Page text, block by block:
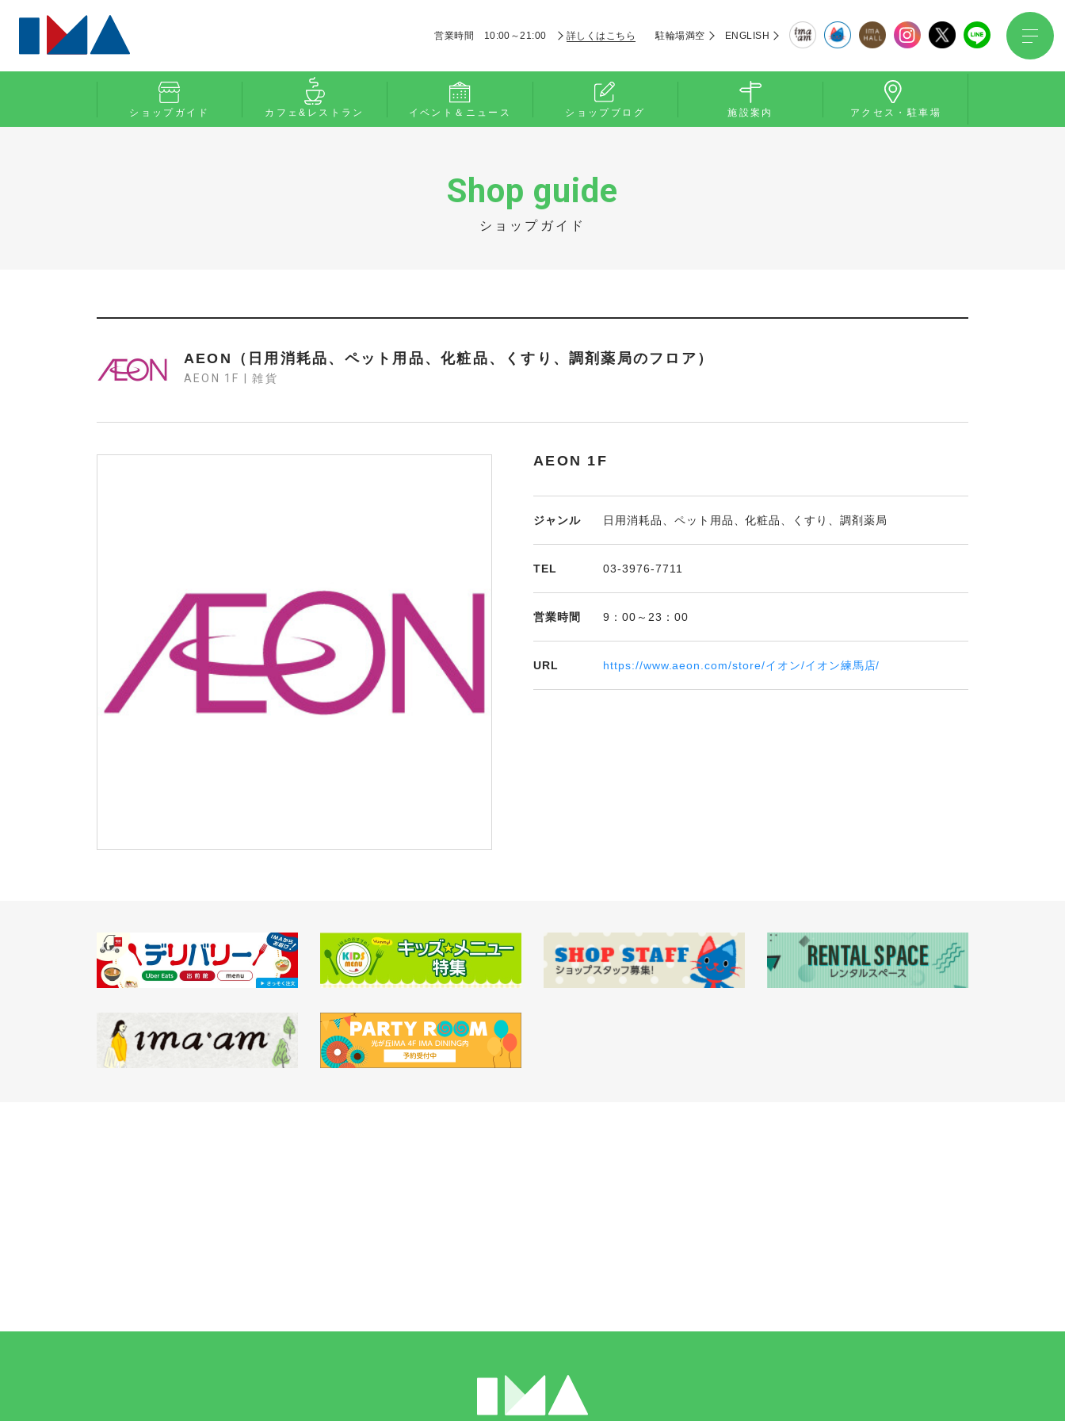
営業時間 10:00～21:00 詳しくはこちら 駐輪場満空 ENGLISH
ショップガイド カフェ&レストラン イベント＆ニュース ショップブログ 施設案内 アクセス・駐車場
Shop guide
ショップガイド
AEON（日用消耗品、ペット用品、化粧品、くすり、調剤薬局のフロア）
AEON 1F | 雑貨
AEON 1F
ジャンル 日用消耗品、ペット用品、化粧品、くすり、調剤薬局
TEL 03-3976-7711
営業時間 9：00～23：00
URL https://www.aeon.com/store/イオン/イオン練馬店/